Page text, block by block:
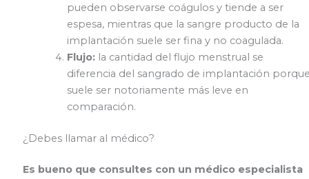
pueden observarse coágulos y tiende a ser
espesa, mientras que la sangre producto de la
implantación suele ser fina y no coagulada.
Flujo:la cantidad del flujo menstrual se
diferencia del sangrado de implantación
suele ser notoriamente más leve en
comparación.
¿Debes llamar al médico?
Es bueno que consultes con un médico especialista